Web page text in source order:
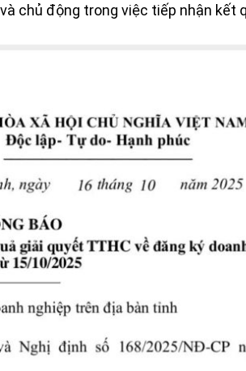
chủ động trong việc tiếp nhận kết